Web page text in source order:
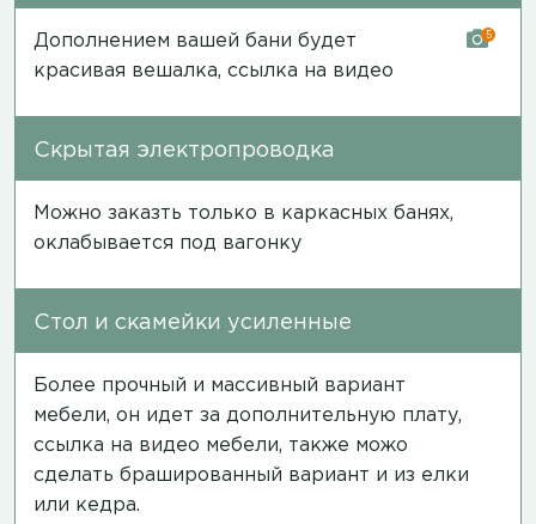
Дополнением вашей бани будет
красивая вешалка, ссылка на видео
5
Скрытая электропроводка
Можно заказть только в каркасных банях,
оклабывается под вагонку
Стол и скамейки усиленные
Более прочный и массивный вариант
мебели, он идет за дополнительную плату,
ссылка на видео мебели, также можо
сделать брашированный вариант и из елки
или кедра.